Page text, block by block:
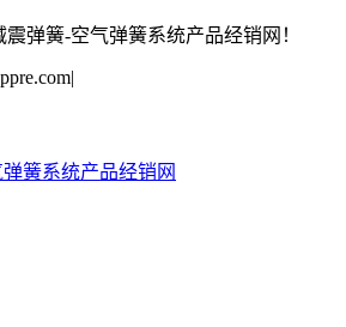
弹簧-空气弹簧系统产品经销网！
|